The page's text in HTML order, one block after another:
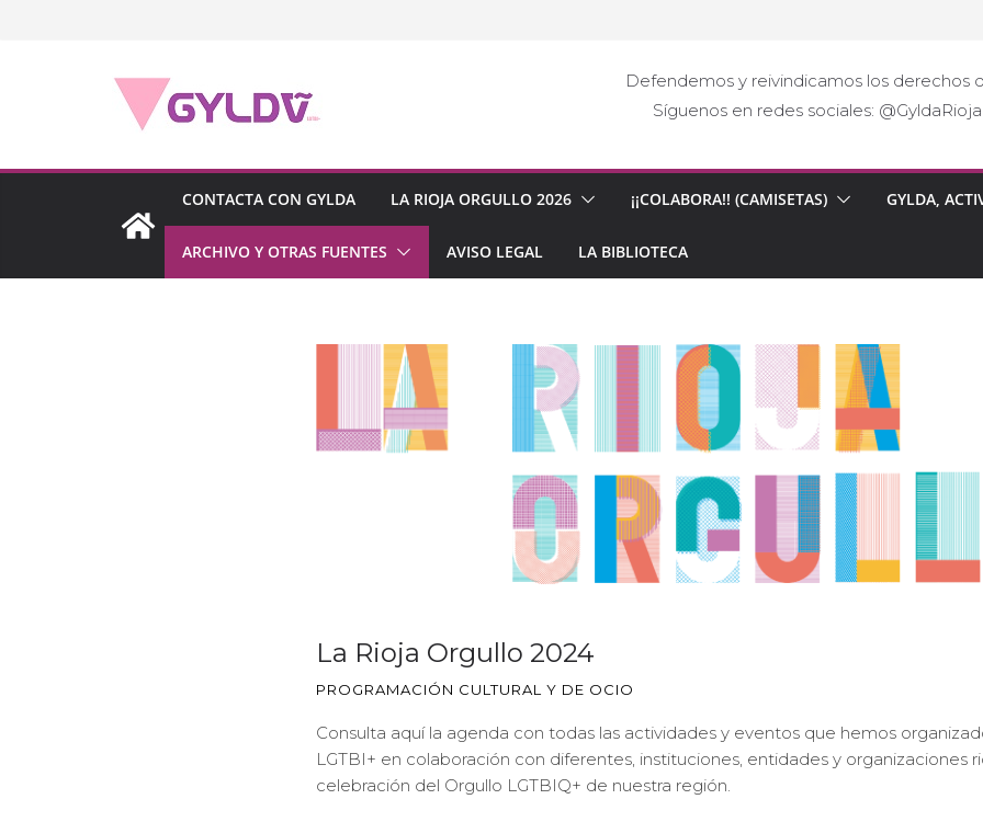
Defendemos y reivindicamos los derechos
Síguenos en redes sociales:
CONTACTA CON GYLDA LA RIOJA ORGULLO 2026 ¡¡COLABORA!! (CAMISETAS) GYLDA,
ARCHIVO Y OTRAS FUENTES AVISO LEGAL LA BIBLIOTECA
La Rioja Orgullo 2024
PROGRAMACIÓN CULTURAL Y DE OCIO
Consulta aquí la agenda con todas las actividades y eventos que hemos
LGTBI+ en colaboración con diferentes, instituciones, entidades y organizaciones
celebración del Orgullo LGTBIQ+ de nuestra región.